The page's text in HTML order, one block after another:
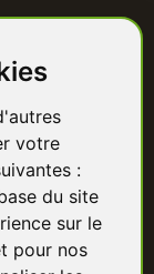
votre
:
du site
sur le
pour nos